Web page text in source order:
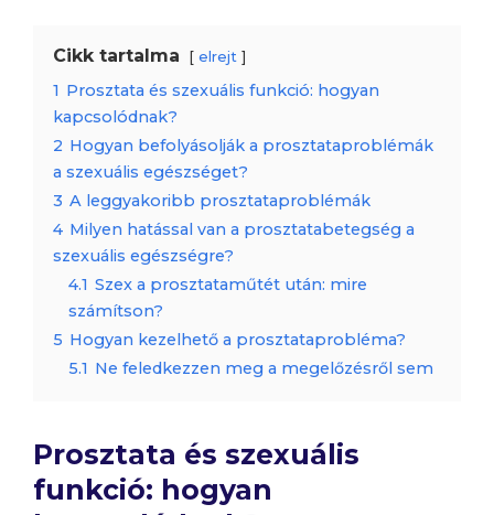
Cikk tartalma elrejt
1 Prosztata és szexuális funkció: hogyan
kapcsolódnak?
2 Hogyan befolyásolják a prosztataproblémák
a szexuális egészséget?
3 A leggyakoribb prosztataproblémák
4 Milyen hatással van a prosztatabetegség a
szexuális egészségre?
4.1 Szex a prosztataműtét után: mire
számítson?
5 Hogyan kezelhető a prosztataprobléma?
5.1 Ne feledkezzen meg a megelőzésről sem
Prosztata és szexuális
funkció: hogyan